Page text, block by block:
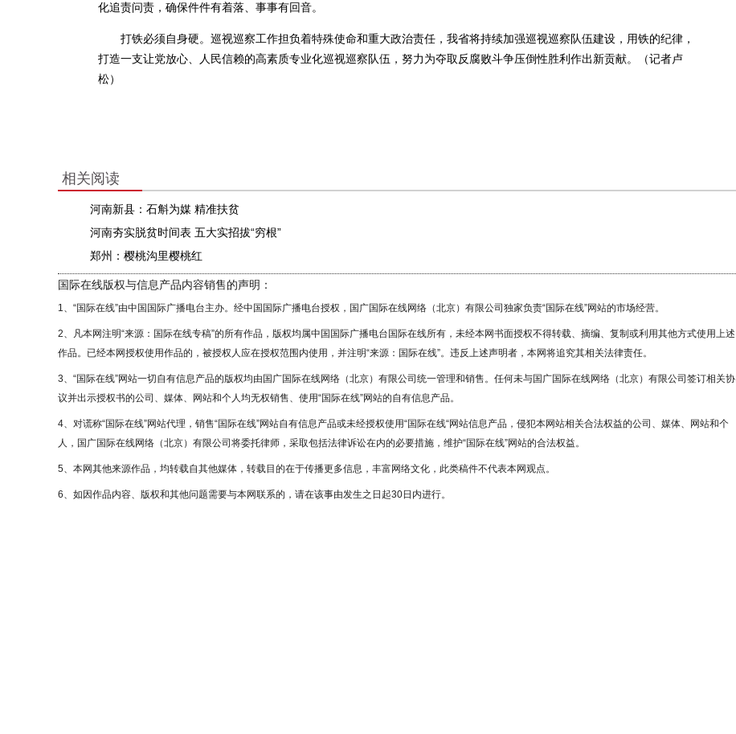
化追责问责，确保件件有着落、事事有回音。
打铁必须自身硬。巡视巡察工作担负着特殊使命和重大政治责任，我省将持续加强巡视巡察队伍建设，用铁的纪律，
打造一支让党放心、人民信赖的高素质专业化巡视巡察队伍，努力为夺取反腐败斗争压倒性胜利作出新贡献。（记者卢
松）
相关阅读
河南新县：石斛为媒 精准扶贫
河南夯实脱贫时间表 五大实招拔“穷根”
郑州：樱桃沟里樱桃红
国际在线版权与信息产品内容销售的声明：
1、“国际在线”由中国国际广播电台主办。经中国国际广播电台授权，国广国际在线网络（北京）有限公司独家负责“国际在线”网站的市场经营。
2、凡本网注明“来源：国际在线专稿”的所有作品，版权均属中国国际广播电台国际在线所有，未经本网书面授权不得转载、摘编、复制或利用其他方式使用上述
作品。已经本网授权使用作品的，被授权人应在授权范围内使用，并注明“来源：国际在线”。违反上述声明者，本网将追究其相关法律责任。
3、“国际在线”网站一切自有信息产品的版权均由国广国际在线网络（北京）有限公司统一管理和销售。任何未与国广国际在线网络（北京）有限公司签订相关协
议并出示授权书的公司、媒体、网站和个人均无权销售、使用“国际在线”网站的自有信息产品。
4、对谎称“国际在线”网站代理，销售“国际在线”网站自有信息产品或未经授权使用“国际在线“网站信息产品，侵犯本网站相关合法权益的公司、媒体、网站和个
人，国广国际在线网络（北京）有限公司将委托律师，采取包括法律诉讼在内的必要措施，维护“国际在线”网站的合法权益。
5、本网其他来源作品，均转载自其他媒体，转载目的在于传播更多信息，丰富网络文化，此类稿件不代表本网观点。
6、如因作品内容、版权和其他问题需要与本网联系的，请在该事由发生之日起30日内进行。